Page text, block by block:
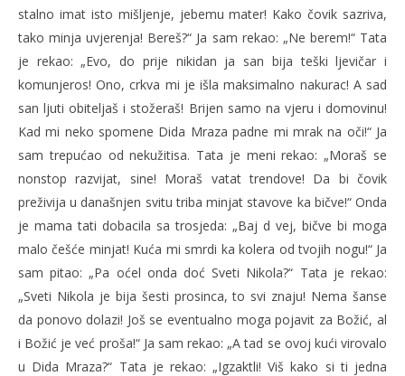
stalno imat isto mišljenje, jebemu mater! Kako čovik sazriva,
tako minja uvjerenja! Bereš?“ Ja sam rekao: „Ne berem!“ Tata
je rekao: „Evo, do prije nikidan ja san bija teški ljevičar i
komunjeros! Ono, crkva mi je išla maksimalno nakurac! A sad
san ljuti obiteljaš i stožeraš! Brijen samo na vjeru i domovinu!
Kad mi neko spomene Dida Mraza padne mi mrak na oči!“ Ja
sam trepućao od nekužitisa. Tata je meni rekao: „Moraš se
nonstop razvijat, sine! Moraš vatat trendove! Da bi čovik
preživija u današnjen svitu triba minjat stavove ka bičve!“ Onda
je mama tati dobacila sa trosjeda: „Baj d vej, bičve bi moga
malo češće minjat! Kuća mi smrdi ka kolera od tvojih nogu!“ Ja
sam pitao: „Pa oćel onda doć Sveti Nikola?“ Tata je rekao:
„Sveti Nikola je bija šesti prosinca, to svi znaju! Nema šanse
da ponovo dolazi! Još se eventualno moga pojavit za Božić, al
i Božić je već proša!“ Ja sam rekao: „A tad se ovoj kući virovalo
u Dida Mraza?“ Tata je rekao: „Igzaktli! Viš kako si ti jedna